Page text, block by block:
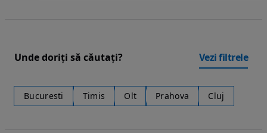
Unde doriți să căutați? Vezi filtrele
Bucuresti Timis Olt Prahova Cluj